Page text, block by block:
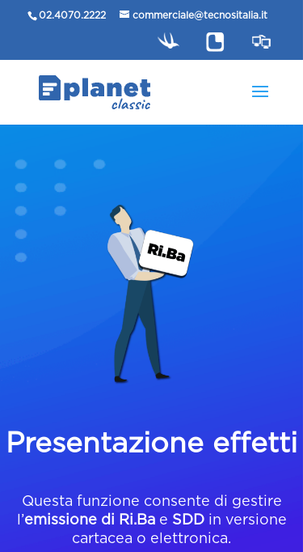
02.4070.2222 commerciale@tecnositalia.it
Presentazione effetti
Questa funzione consente di gestire
l’emissione di Ri.Bae SDDin versione
cartacea o elettronica.